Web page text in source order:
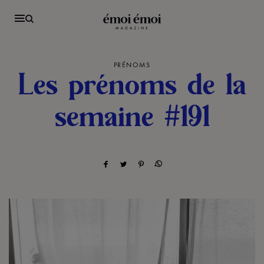
PRÉNOMS
Les prénoms de la
semaine #191